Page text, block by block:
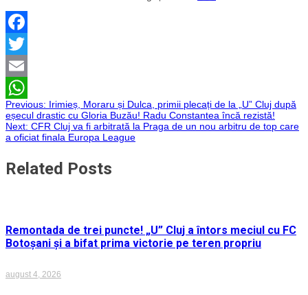
Facebook
Twitter
Email
WhatsApp
Navigare
în
articole
Previous: Irimieș, Moraru și Dulca, primii plecați de la „U” Cluj după
eșecul drastic cu Gloria Buzău! Radu Constantea încă rezistă!
Next: CFR Cluj va fi arbitrată la Praga de un nou arbitru de top care
a oficiat finala Europa League
Related Posts
Remontada de trei puncte! „U” Cluj a întors meciul cu FC
Botoșani și a bifat prima victorie pe teren propriu
august 4, 2026